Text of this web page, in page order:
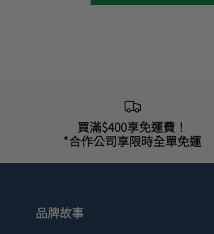
買滿$400享免運費！
*合作公司享限時全單免運
品牌故事